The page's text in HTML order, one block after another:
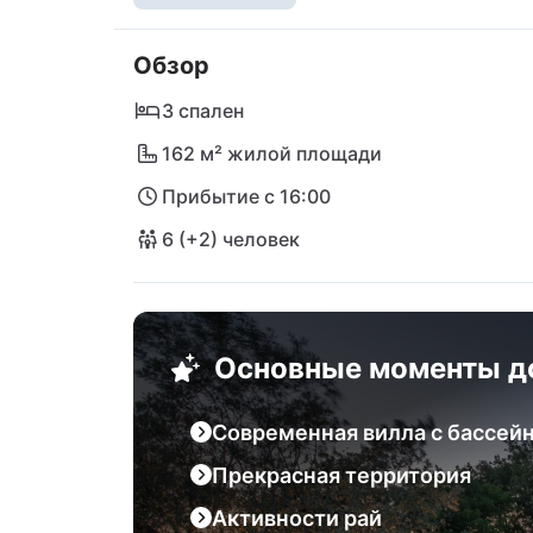
города Пула, Фазану, Пазин и Ровинь,
Вас отделяют всего 15 минут езды от
прекрасной променаду с множеством
Обзор
3 спален
162 м² жилой площади
Прибытие с 16:00
6 (+2) человек
Основные моменты
Современная вилла с
Прекрасная территория
Активности рай